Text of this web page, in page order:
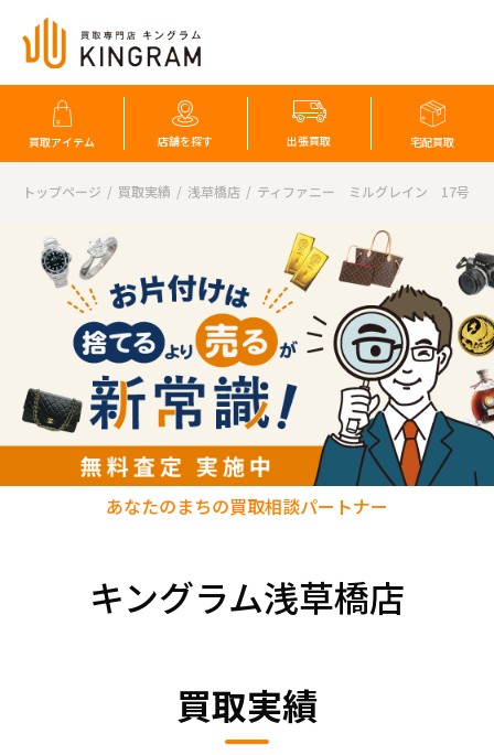
買取アイテム 店舗を探す 出張買取 宅配買取
トップページ 買取実績 浅草橋店 ティファニー ミルグレイン 17号
キングラム浅草橋店
あなたのまちの買取相談パートナー
買取実績